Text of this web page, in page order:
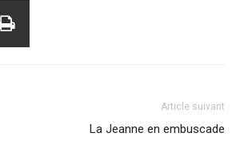
Article suivant
La Jeanne en embuscade